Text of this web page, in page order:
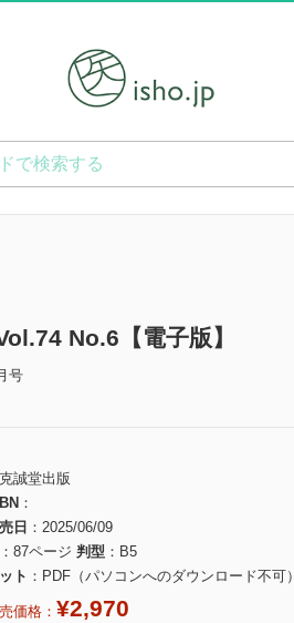
No.6【電子版】
号
克誠堂出版
日
2025/06/09
87ページ 判型
B5
ト
PDF（パソコンへのダウンロード不可）
価格： ¥2,970